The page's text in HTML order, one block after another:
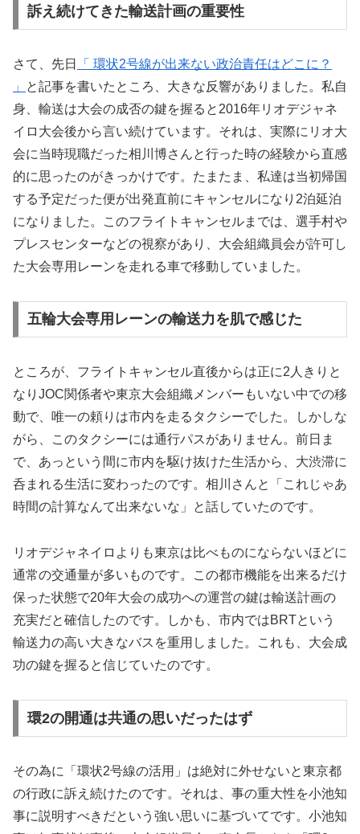
訴え続けてきた輸送計画の重要性
さて、先日
「 環状2号線が出来ない政治責任はどこに？
」
と記事を書いたところ、大きな反響がありました。私自
身、輸送は大会の成否の鍵を握ると2016年リオデジャネ
イロ大会後から言い続けています。それは、実際にリオ大
会に当時現職だった相川博さんと行った時の経験から直感
的に思ったのがきっかけです。たまたま、私達は当初帰国
する予定だった便が出発直前にキャンセルになり2泊延泊
になりました。このフライトキャンセルまでは、選手村や
プレスセンターなどの視察があり、大会組織員会が許可し
た大会専用レーンを走れる車で移動していました。
五輪大会専用レーンの輸送力を肌で感じた
ところが、フライトキャンセル直後からは正に2人きりと
なりJOC関係者や東京大会組織メンバーもいない中での移
動で、唯一の頼りは市内を走るタクシーでした。しかしな
がら、このタクシーには通行パスがありません。前日ま
で、あっという間に市内を駆け抜けた生活から、大渋滞に
呑まれる生活に変わったのです。相川さんと「これじゃあ
時間の計算なんて出来ないな」と話していたのです。
リオデジャネイロよりも東京は比べものにならないほどに
通常の交通量が多いものです。この都市機能を出来るだけ
保った状態で20年大会の成功への運営の鍵は輸送計画の
充実だと確信したのです。しかも、市内ではBRTという
輸送力の高い大きなバスを重用しました。これも、大会成
功の鍵を握ると信じていたのです。
環2の開通は共通の思いだったはず
その為に「環状2号線の活用」は絶対に外せないと東京都
の行政に訴え続けたのです。それは、事の重大性を小池知
事に説明すべきだという強い思いに基づいてです。小池知